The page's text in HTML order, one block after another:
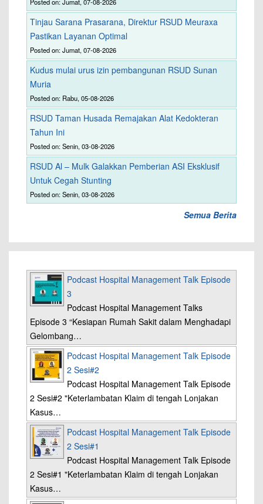
Tinjau Sarana Prasarana, Direktur RSUD Meuraxa
Pastikan Layanan Optimal
Posted on: Jumat, 07-08-2026
Kudus mulai urus izin pembangunan RSUD Sunan
Muria
Posted on: Rabu, 05-08-2026
RSUD Taman Husada Remajakan Alat Kedokteran
Tahun Ini
Posted on: Senin, 03-08-2026
RSUD Al – Mulk Galakkan Pemberian ASI Eksklusif
Untuk Cegah Stunting
Posted on: Senin, 03-08-2026
Semua Berita
Podcast Hospital Management Talk Episode
3
Podcast Hospital Management Talks
Episode 3 “Kesiapan Rumah Sakit dalam Menghadapi
Gelombang…
Podcast Hospital Management Talk Episode
2 Sesi#2
Podcast Hospital Management Talk Episode
2 Sesi#2 "Keterlambatan Klaim di tengah Lonjakan
Kasus…
Podcast Hospital Management Talk Episode
2 Sesi#1
Podcast Hospital Management Talk Episode
2 Sesi#1 "Keterlambatan Klaim di tengah Lonjakan
Kasus…